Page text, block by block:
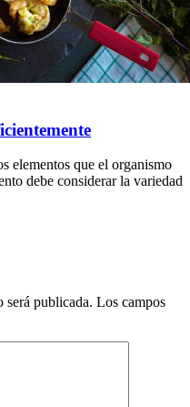
elementos que el organismo
debe considerar la variedad
será publicada. Los campos